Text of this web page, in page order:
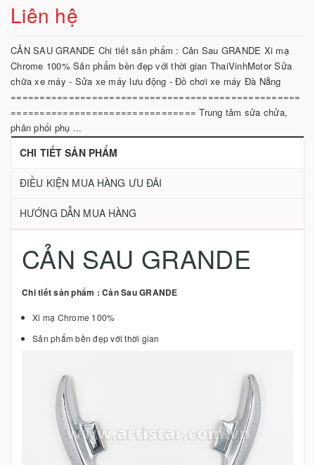
Liên hệ
CẢN SAU GRANDE Chi tiết sản phẩm : Cản Sau GRANDE Xi mạ
Chrome 100% Sản phẩm bền đẹp với thời gian ThaiVinhMotor Sửa
chữa xe máy - Sửa xe máy lưu động - Đồ chơi xe máy Đà Nẵng
==================================================
================================ Trung tâm sửa chửa,
phân phối phụ ...
CHI TIẾT SẢN PHẨM
ĐIỀU KIỆN MUA HÀNG ƯU ĐÃI
HƯỚNG DẪN MUA HÀNG
CẢN SAU GRANDE
Chi tiết sản phẩm : Cản Sau GRANDE
Xi mạ Chrome 100%
Sản phẩm bền đẹp với thời gian